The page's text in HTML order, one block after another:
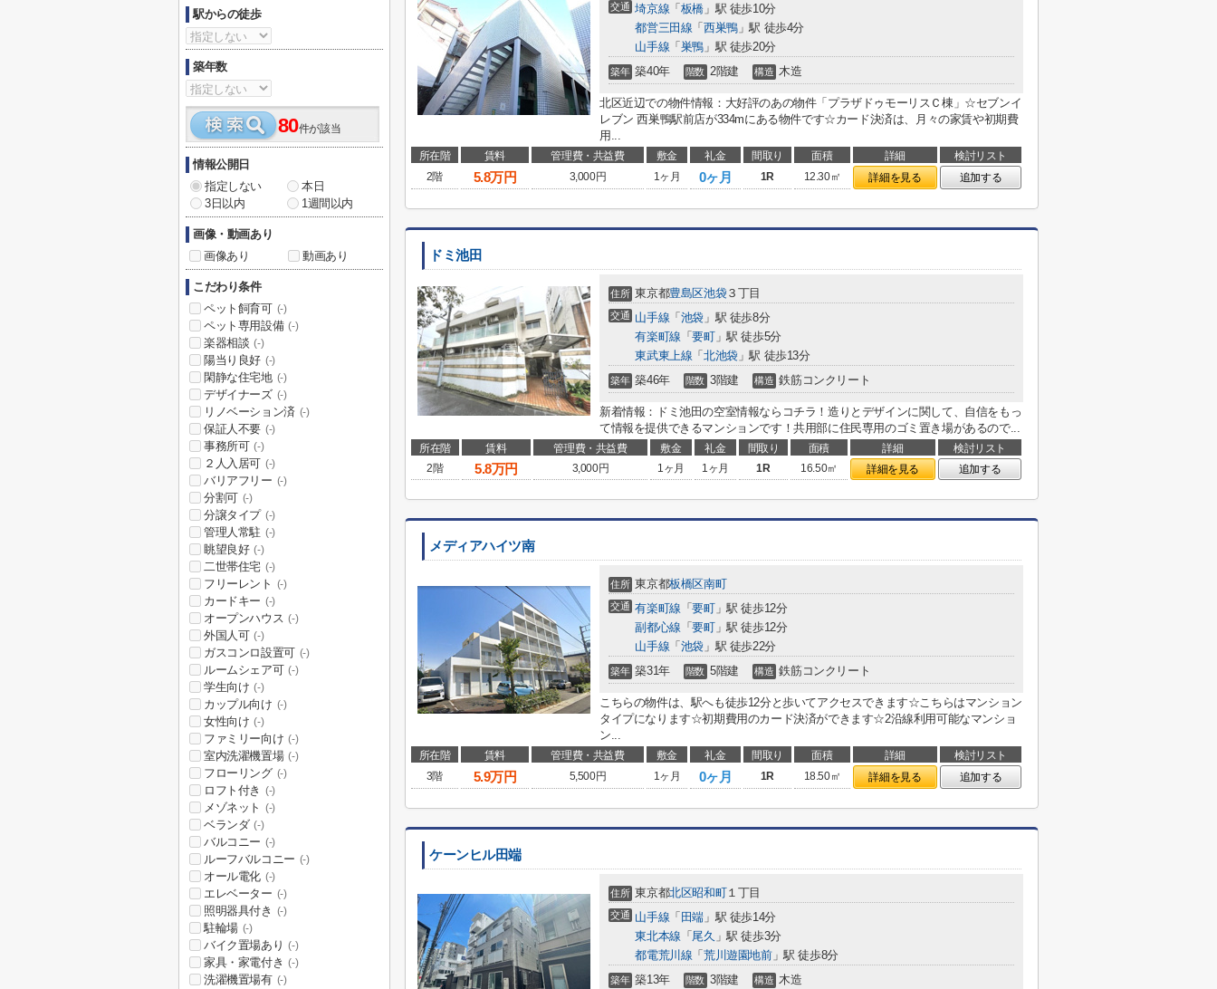
交通 埼京線 「 板橋 」駅 徒歩10分
都営三田線 「 西巣鴨」駅 徒歩4分
山手線 「 巣鴨 」駅 徒歩20分
築年 築40年 階数 2階建 構造 木造
北区近辺での物件情報：大好評のあの物件「プラザドゥモーリスＣ棟」☆セブンイ
レブン 西巣鴨駅前店が334mにある物件です☆カード決済は、月々の家賃や初期費
用...
所在階 賃料 管理費・共益費 敷金 礼金 間取り 面積 詳細
検討リスト
2階
5.8万円 3,000円 1ヶ月 0ヶ月 1R 12.30㎡ 詳細を見る 追加する
ドミ池田
住所 東京都豊島区池袋３丁目
交通 山手線 「 池袋 」駅 徒歩8分
有楽町線 「要町」駅 徒歩5分
東武東上線 「 北池袋」駅 徒歩13分
築年 築46年 階数 3階建 構造 鉄筋コンクリート
新着情報：ドミ池田の空室情報ならコチラ！造りとデザインに関して、自信をもっ
て情報を提供できるマンションです！共用部に住民専用のゴミ置き場があるので...
所在階 賃料 管理費・共益費 敷金 礼金 間取り 面積 詳細
検討リスト
2階
5.8万円 3,000円 1ヶ月 1ヶ月 1R 16.50㎡ 詳細を見る 追加する
メディアハイツ南
住所 東京都板橋区南町
交通 有楽町線 「要町」駅 徒歩12分
副都心線 「要町」駅 徒歩12分
山手線 「 池袋 」駅 徒歩22分
築年 築31年 階数 5階建 構造 鉄筋コンクリート
こちらの物件は、駅へも徒歩12分と歩いてアクセスできます☆こちらはマンション
タイプになります☆初期費用のカード決済ができます☆2沿線利用可能なマンショ
ン...
所在階 賃料 管理費・共益費 敷金 礼金 間取り 面積 詳細
検討リスト
3階
5.9万円 5,500円 1ヶ月 0ヶ月 1R 18.50㎡ 詳細を見る 追加する
ケーンヒル田端
住所 東京都北区昭和町１丁目
交通 山手線 「 田端 」駅 徒歩14分
東北本線 「 尾久 」駅 徒歩3分
都電荒川線 「 荒川遊園地前」駅 徒歩8分
築年 築13年 階数 3階建 構造 木造
駅からの徒歩
築年数
80件が該当
情報公開日
指定しない
本日
3日以内
1週間以内
画像・動画あり
画像あり
動画あり
こだわり条件
ペット飼育可 (-)
ペット専用設備 (-)
楽器相談 (-)
陽当り良好 (-)
閑静な住宅地 (-)
デザイナーズ (-)
リノベーション済 (-)
保証人不要 (-)
事務所可 (-)
２人入居可 (-)
バリアフリー (-)
分割可 (-)
分譲タイプ (-)
管理人常駐 (-)
眺望良好 (-)
二世帯住宅 (-)
フリーレント (-)
カードキー (-)
オープンハウス (-)
外国人可 (-)
ガスコンロ設置可 (-)
ルームシェア可 (-)
学生向け (-)
カップル向け (-)
女性向け (-)
ファミリー向け (-)
室内洗濯機置場 (-)
フローリング (-)
ロフト付き (-)
メゾネット (-)
ベランダ (-)
バルコニー (-)
ルーフバルコニー (-)
オール電化 (-)
エレベーター (-)
照明器具付き (-)
駐輪場 (-)
バイク置場あり (-)
家具・家電付き (-)
洗濯機置場有 (-)